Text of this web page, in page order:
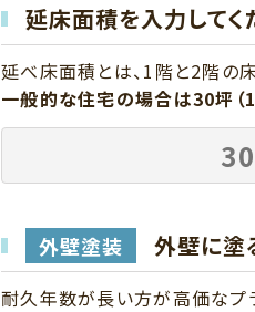
延床面積を入力してく
延べ床面積とは、1階と2階の
一般的な住宅の場合は30坪（
外壁塗装 外壁に塗
耐久年数が長い方が高価なプ